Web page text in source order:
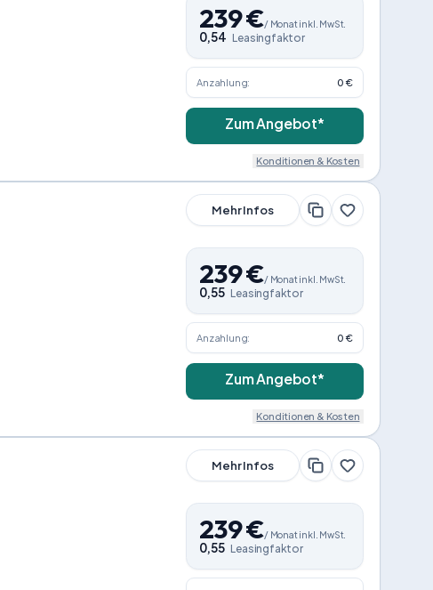
239€/ Monat inkl. MwSt.
0,54 Leasingfaktor
Anzahlung: 0 €
Zum Angebot*
Konditionen & Kosten
Mehr Infos
239€/ Monat inkl. MwSt.
0,55 Leasingfaktor
Anzahlung: 0 €
Zum Angebot*
Konditionen & Kosten
Mehr Infos
239€/ Monat inkl. MwSt.
0,55 Leasingfaktor